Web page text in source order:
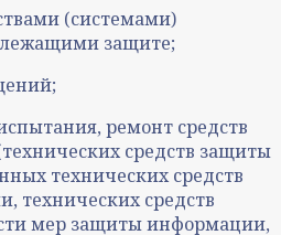
(системами)
защите;
ремонт средств
средств защиты
технических средств
технических средств
мер защиты информации,